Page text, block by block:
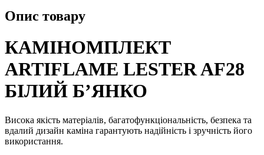
Опис товару
КАМІНОМПЛЕКТ
ARTIFLAME LESTER AF28
БІЛИЙ Б’ЯНКО
Висока якість матеріалів, багатофункціональність, безпека та
вдалий дизайн каміна гарантують надійність і зручність його
використання.